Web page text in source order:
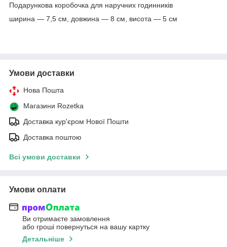
Подарункова коробочка для наручних годинників
ширина — 7,5 см, довжина — 8 см, висота — 5 см
Умови доставки
Нова Пошта
Магазини Rozetka
Доставка кур'єром Нової Пошти
Доставка поштою
Всі умови доставки
Умови оплати
Ви отримаєте замовлення
або гроші повернуться на вашу картку
Детальніше